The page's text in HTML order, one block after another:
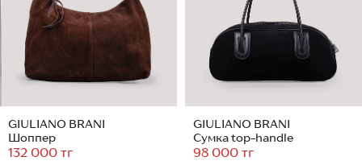
GIULIANO BRANI
Шоппер
132 000 тг
GIULIANO BRANI
Сумка top-handle
98 000 тг